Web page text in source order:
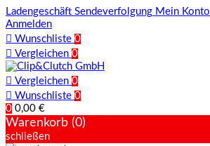
Ladengeschäft Sendeverfolgung Mein Konto
Anmelden
 Wunschliste 0
 Vergleichen 0
 Vergleichen 0
 Wunschliste 0
0 0,00 €
Warenkorb (0)
schließen